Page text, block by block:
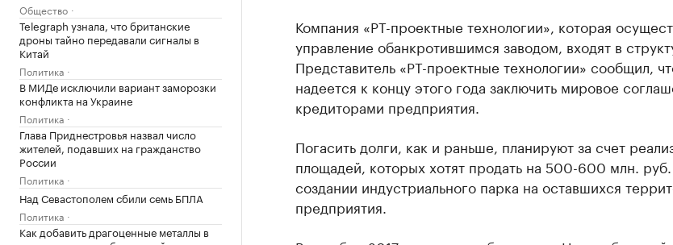
Общество
Telegraph узнала, что британские
дроны тайно передавали сигналы в
Китай
Политика
В МИДе исключили вариант заморозки
конфликта на Украине
Политика
Глава Приднестровья назвал число
жителей, подавших на гражданство
России
Политика
Над Севастополем сбили семь БПЛА
Политика
Как добавить драгоценные металлы в
Компания «РТ-проектные технологии», которая
управление обанкротившимся заводом, входят в
Представитель «РТ-проектные технологии» сообщил,
надеется к концу этого года заключить мировое
кредиторами предприятия.
Погасить долги, как и раньше, планируют за счет
площадей, которых хотят продать на 500-600 млн.
создании индустриального парка на оставшихся
предприятия.